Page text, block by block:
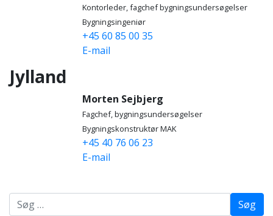
Kontorleder, fagchef bygningsundersøgelser
Bygningsingeniør
+45 60 85 00 35
E-mail
Jylland
Morten Sejbjerg
Fagchef, bygningsundersøgelser
Bygningskonstruktør MAK
+45 40 76 06 23
E-mail
Søg